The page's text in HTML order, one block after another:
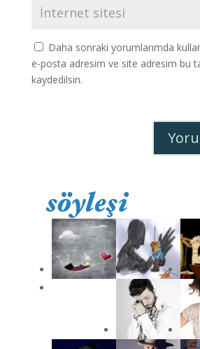
Daha sonraki yorumlarımda
e-posta adresim ve site adresim bu
kaydedilsin.